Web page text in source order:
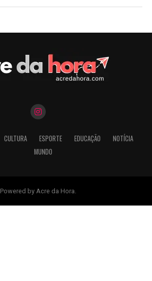
CULTURA ESPORTE EDUCAÇÃO
NOTÍCIA
MUNDO
Powered by Acre da Hora.